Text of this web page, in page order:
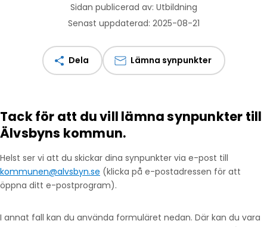
Sidan publicerad av: Utbildning
Senast uppdaterad: 2025-08-21
Dela Lämna synpunkter
Tack för att du vill lämna synpunkter till
Älvsbyns kommun.
Helst ser vi att du skickar dina synpunkter via e-post till
kommunen@alvsbyn.se (klicka på e-postadressen för att
öppna ditt e-postprogram).
I annat fall kan du använda formuläret nedan. Där kan du vara